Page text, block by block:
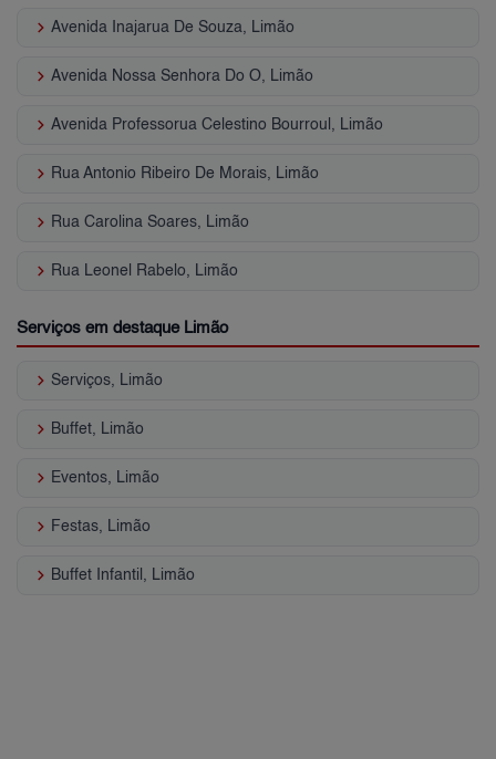
keyboard_arrow_right Avenida Inajarua De Souza, Limão
keyboard_arrow_right Avenida Nossa Senhora Do O, Limão
keyboard_arrow_right Avenida Professorua Celestino Bourroul, Limão
keyboard_arrow_right Rua Antonio Ribeiro De Morais, Limão
keyboard_arrow_right Rua Carolina Soares, Limão
keyboard_arrow_right Rua Leonel Rabelo, Limão
Serviços em destaque Limão
keyboard_arrow_right Serviços, Limão
keyboard_arrow_right Buffet, Limão
keyboard_arrow_right Eventos, Limão
keyboard_arrow_right Festas, Limão
keyboard_arrow_right Buffet Infantil, Limão